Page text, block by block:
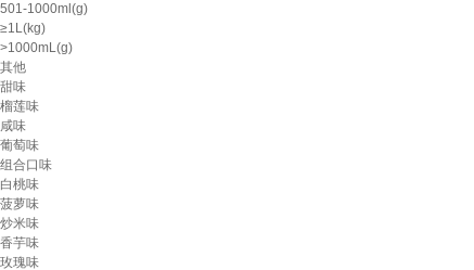
501-1000ml(g)
≥1L(kg)
>1000mL(g)
其他
甜味
榴莲味
咸味
葡萄味
组合口味
白桃味
菠萝味
炒米味
香芋味
玫瑰味